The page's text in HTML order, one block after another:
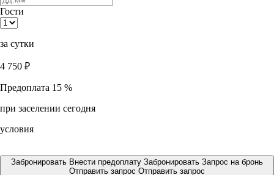
Гости
за сутки
4 750 ₽
Предоплата 15 %
при заселении сегодня
условия
Забронировать Внести предоплату Забронировать Запрос на бронь
Отправить запрос Отправить запрос